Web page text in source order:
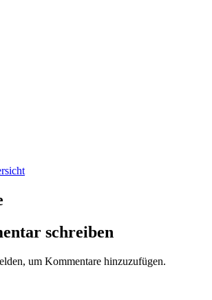
schreiben
um Kommentare hinzuzufügen.